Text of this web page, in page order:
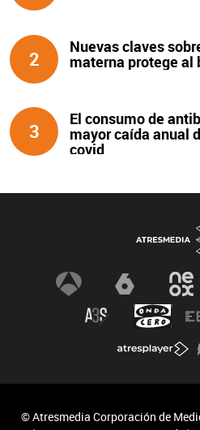
2
Nuevas claves
materna protege al
3
El consumo de
mayor caída anual
covid
© Atresmedia Corporación de